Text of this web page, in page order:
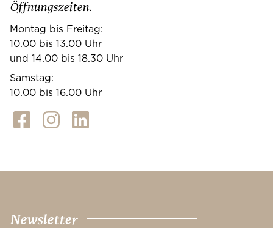
Öffnungszeiten.
Montag bis Freitag:
10.00 bis 13.00 Uhr
und 14.00 bis 18.30 Uhr
Samstag:
10.00 bis 16.00 Uhr
Newsletter